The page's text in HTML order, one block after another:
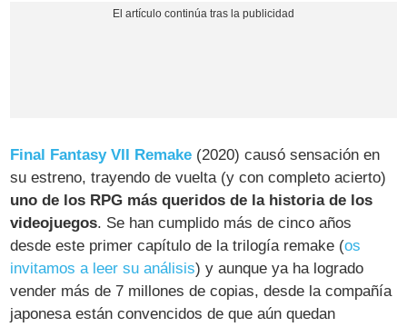
Final Fantasy VII Remake (2020) causó sensación en
su estreno, trayendo de vuelta (y con completo acierto)
uno de los RPG más queridos de la historia de los
videojuegos. Se han cumplido más de cinco años
desde este primer capítulo de la trilogía remake (os
invitamos a leer su análisis) y aunque ya ha logrado
vender más de 7 millones de copias, desde la compañía
japonesa están convencidos de que aún quedan